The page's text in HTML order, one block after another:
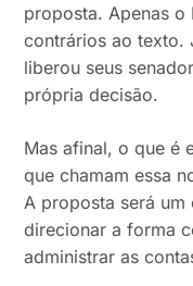
proposta. Apenas o
contrários ao texto.
liberou seus
própria decisão.
Mas afinal, o que é
que chamam essa
A proposta será
direcionar a forma
administrar as